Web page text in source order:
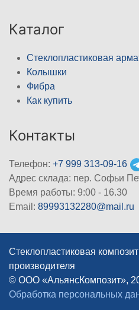
Каталог
Стеклопластиковая
Колышки
Фибра
Как купить
Контакты
Телефон: +7 999 313-09-16
Адрес склада: пер. Софьи
Время работы: 9:00 - 16.30
Email: 89993132280@mail.ru
Стеклопластиковая
производителя
© ООО «АльянсКомпозит»,
Обработка персональных